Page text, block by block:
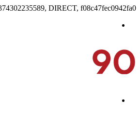
DIRECT, f08c47fec0942fa0